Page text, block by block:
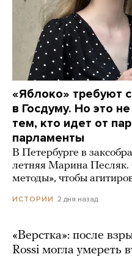
«Яблоко» требуют
в Госдуму. Но это
тем, кто идет от
парламенты
В Петербурге в
летняя Марина
методы», чтобы
ИСТОРИИ 2 дня назад
«Верстка»: после
Rossi могла умереть